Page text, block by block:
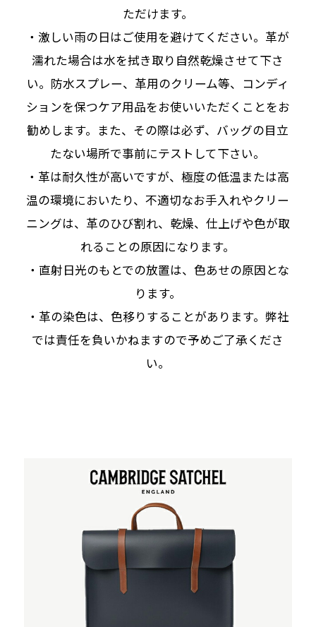
ただけます。
・激しい雨の日はご使用を避けてください。革が
濡れた場合は水を拭き取り自然乾燥させて下さ
い。防水スプレー、革用のクリーム等、コンディ
ションを保つケア用品をお使いいただくことをお
勧めします。また、その際は必ず、バッグの目立
たない場所で事前にテストして下さい。
・革は耐久性が高いですが、極度の低温または高
温の環境においたり、不適切なお手入れやクリー
ニングは、革のひび割れ、乾燥、仕上げや色が取
れることの原因になります。
・直射日光のもとでの放置は、色あせの原因とな
ります。
・革の染色は、色移りすることがあります。弊社
では責任を負いかねますので予めご了承くださ
い。